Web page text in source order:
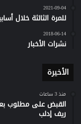
2021-09-04
للمرة الثالثة خلال
2018-06-14
نشرات الأخبار
الأخيرة
منذ 3 ساعات
ريف إدلب